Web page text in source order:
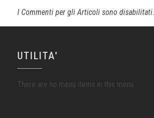
I Commenti per gli Articoli sono disabilitati.
UTILITA'
There are no menu items in this menu.